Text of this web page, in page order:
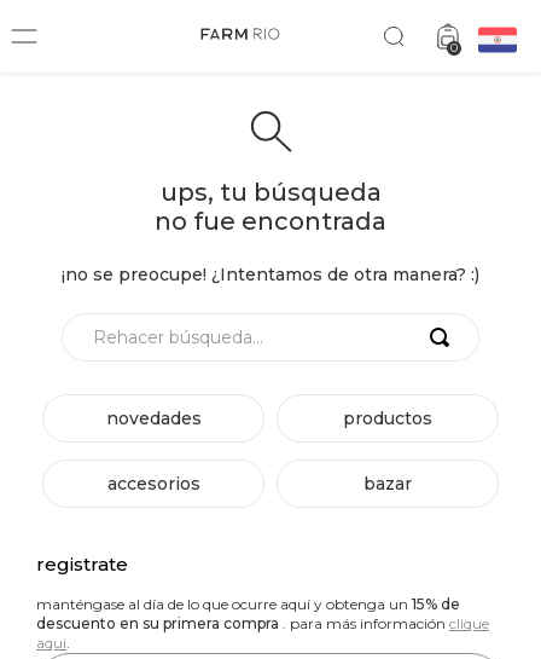
0
ups, tu búsqueda
no fue encontrada
¡no se preocupe! ¿Intentamos de otra manera? :)
Rehacer búsqueda...
novedades productos
accesorios bazar
registrate
manténgase al día de lo que ocurre aquí y obtenga un 15% de
descuento en su primera compra . para más información clique
aqui.